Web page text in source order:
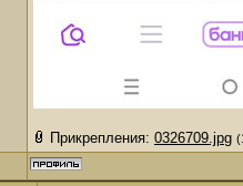
Прикрепления: 0326709.jpg